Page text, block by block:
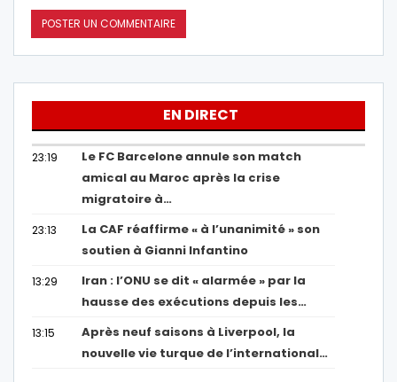
EN DIRECT
23:19
Le FC Barcelone annule son match
amical au Maroc après la crise
migratoire à…
23:13
La CAF réaffirme « à l’unanimité » son
soutien à Gianni Infantino
13:29
Iran : l’ONU se dit « alarmée » par la
hausse des exécutions depuis les…
13:15
Après neuf saisons à Liverpool, la
nouvelle vie turque de l’international…